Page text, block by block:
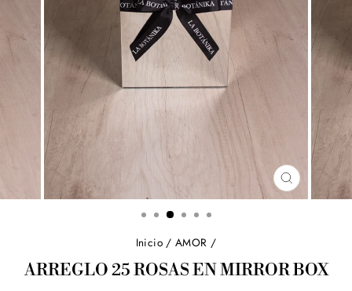
CERRAR
(ESC)
Inicio / AMOR /
ARREGLO 25 ROSAS EN MIRROR BOX